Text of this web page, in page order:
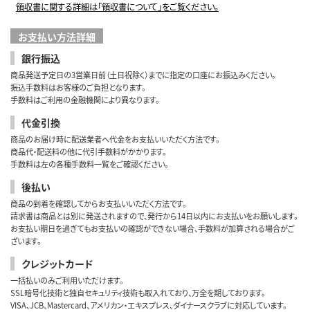
領収書に関する詳細は「領収書について」をご覧ください。
お支払い方法詳細
銀行振込
商品発送予定日の3営業日前（土日祝除く）までに指定の口座にお振込みください。
振込手数料はお客様のご負担となります。
手数料はご利用の金融機関により異なります。
代金引換
商品のお届け時に配送業者へ代金をお支払いいただく方法です。
商品代・配送料の他に代引手数料がかかります。
手数料は左の各種手数料一覧をご確認ください。
後払い
商品の到着を確認してからお支払いいただく方法です。
請求書は商品とは別に発送されますので、発行から14日以内にお支払いをお願いします。
お支払い期日を過ぎてもお支払いの確認ができない場合、手数料が加算される場合がご
ざいます。
クレジットカード
一括払いのみご利用いただけます。
SSL暗号化技術と独自セキュリティ技術も取入れており、万全を期しております。
VISA、JCB、Mastercard、アメリカン・エキスプレス、ダイナースクラブに対応しています。